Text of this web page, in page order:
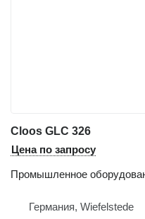
Cloos GLC 326
Цена по запросу
Промышленное
Германия, Wiefelstede